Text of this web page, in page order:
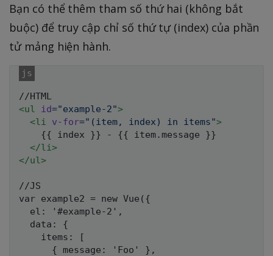
Bạn có thể thêm tham số thứ hai (không bắt
buộc) để truy cập chỉ số thứ tự (index) của phần
tử mảng hiện hành.
<ul id="example-2">
<li v-for=" (item, index) in items">
    {{ index }} - {{ item.message }}
</li>
</ul>
//JS
var example2 = new Vue({
  el: '#example-2',
  data: {
    items: [
      { message: 'Foo' },